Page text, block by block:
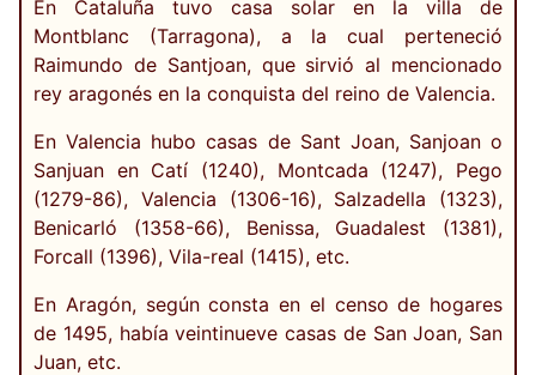
En Cataluña tuvo casa solar en la villa de
Montblanc (Tarragona), a la cual perteneció
Raimundo de Santjoan, que sirvió al mencionado
rey aragonés en la conquista del reino de Valencia.
En Valencia hubo casas de Sant Joan, Sanjoan o
Sanjuan en Catí (1240), Montcada (1247), Pego
(1279-86), Valencia (1306-16), Salzadella (1323),
Benicarló (1358-66), Benissa, Guadalest (1381),
Forcall (1396), Vila-real (1415), etc.
En Aragón, según consta en el censo de hogares
de 1495, había veintinueve casas de San Joan, San
Juan, etc.